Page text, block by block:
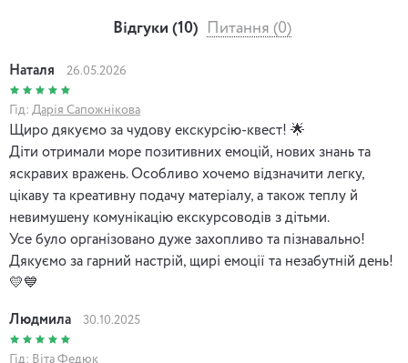
Відгуки (10) Питання (0)
Наталя 26.05.2026
Гід: Дарія Сапожнікова
Щиро дякуємо за чудову екскурсію-квест! 🌟
Діти отримали море позитивних емоцій, нових знань та
яскравих вражень. Особливо хочемо відзначити легку,
цікаву та креативну подачу матеріалу, а також теплу й
невимушену комунікацію екскурсоводів з дітьми.
Усе було організовано дуже захопливо та пізнавально!
Дякуємо за гарний настрій, щирі емоції та незабутній день!
💛💙
Людмила 30.10.2025
Гід: Віта Федюк